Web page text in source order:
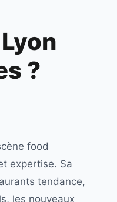
Lyon
?
food
expertise. Sa
tendance,
les nouveaux